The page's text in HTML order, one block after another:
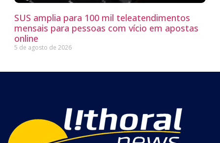
SUS amplia para 100 mil teleatendimentos
mensais para pessoas com vício em apostas
online
5 de agosto de 2026